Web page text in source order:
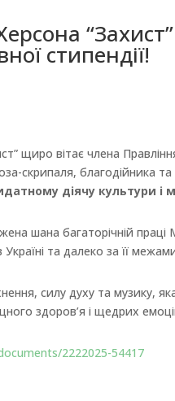
стипендії!
щиро вітає члена
скрипаля, благодійника
діячу культури і
шана багаторічній праці
та далеко за її
силу духу та музику,
здоров’я і щедрих
2222025-54417